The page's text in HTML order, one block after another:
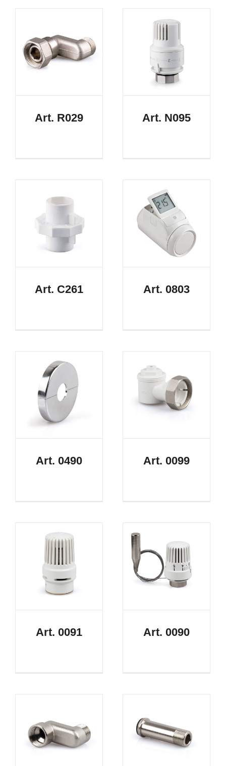
Art. R029 Art. N095
Art. C261 Art. 0803
Art. 0490 Art. 0099
Art. 0091 Art. 0090